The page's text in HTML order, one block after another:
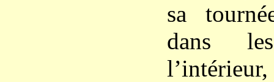
sa
dans